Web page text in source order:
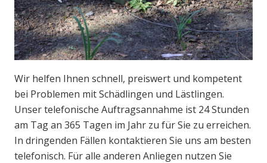
Wir helfen Ihnen schnell, preiswert und kompetent
bei Problemen mit Schädlingen und Lästlingen.
Unser telefonische Auftragsannahme ist 24 Stunden
am Tag an 365 Tagen im Jahr zu für Sie zu erreichen.
In dringenden Fällen kontaktieren Sie uns am besten
telefonisch. Für alle anderen Anliegen nutzen Sie